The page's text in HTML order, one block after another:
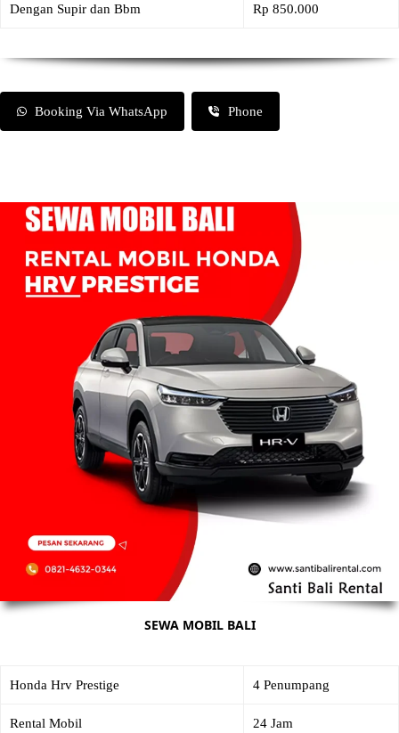
Dengan Supir dan Bbm Rp 850.000
Booking Via WhatsApp Phone
SEWA MOBIL BALI
Honda Hrv Prestige 4 Penumpang
Rental Mobil 24 Jam